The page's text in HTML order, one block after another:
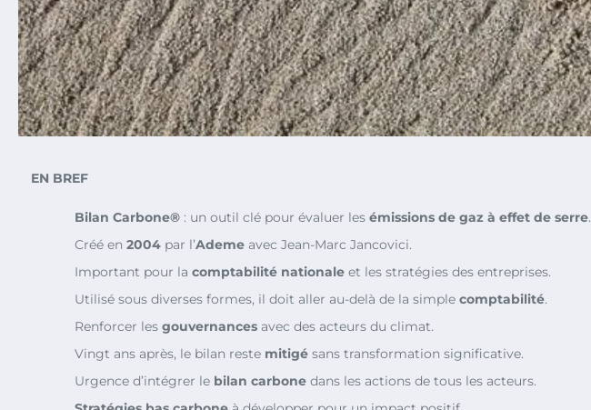
EN BREF
Bilan Carbone® : un outil clé pour évaluer les émissions de gaz à effet de serre.
Créé en 2004 par l’Ademe avec Jean-Marc Jancovici.
Important pour la comptabilité nationale et les stratégies des entreprises.
Utilisé sous diverses formes, il doit aller au-delà de la simple comptabilité.
Renforcer les gouvernances avec des acteurs du climat.
Vingt ans après, le bilan reste mitigé sans transformation significative.
Urgence d’intégrer le bilan carbone dans les actions de tous les acteurs.